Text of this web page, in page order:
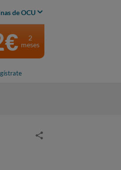
de OCU
2
meses